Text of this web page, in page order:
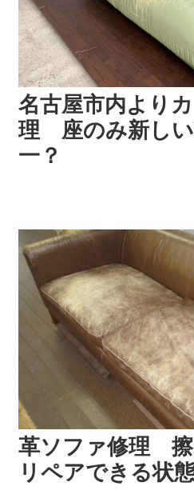
名古屋市内より
理 座のみ新しい
一？
革ソファ修理 擦
リペアできる状